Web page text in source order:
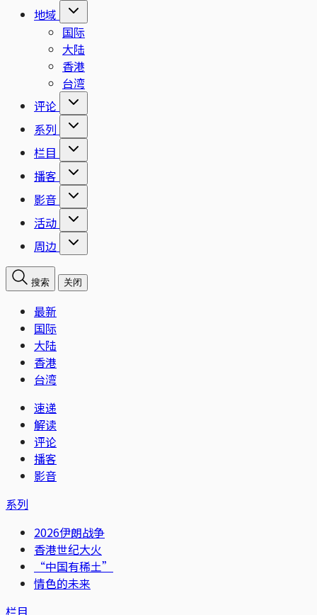
地域
国际
大陆
香港
台湾
评论
系列
栏目
播客
影音
活动
周边
搜索 关闭
最新
国际
大陆
香港
台湾
速递
解读
评论
播客
影音
系列
2026伊朗战争
香港世纪大火
“中国有稀土”
情色的未来
栏目